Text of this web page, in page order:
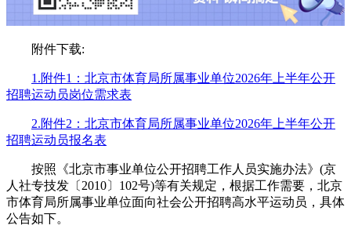
附件下载:
1.附件1：北京市体育局所属事业单位2026年上半年公开
招聘运动员岗位需求表
2.附件2：北京市体育局所属事业单位2026年上半年公开
招聘运动员报名表
按照《北京市事业单位公开招聘工作人员实施办法》(京
人社专技发〔2010〕102号)等有关规定，根据工作需要，北京
市体育局所属事业单位面向社会公开招聘高水平运动员，具体
公告如下。